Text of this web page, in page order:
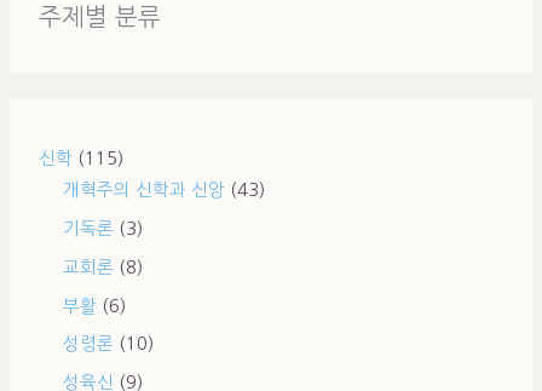
주제별 분류
신학 (115)
개혁주의 신학과 신앙 (43)
기독론 (3)
교회론 (8)
부활 (6)
성령론 (10)
성육신 (9)